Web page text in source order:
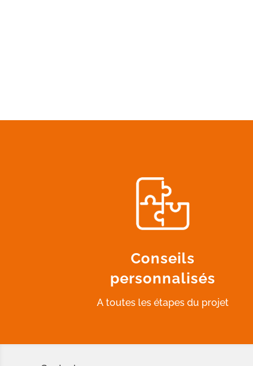
Conseils
personnalisés
A toutes les étapes du projet